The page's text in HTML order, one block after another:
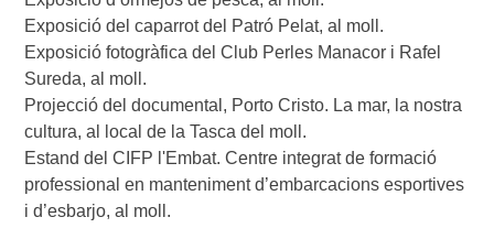
Exposició del caparrot del Patró Pelat, al moll.
Exposició fotogràfica del Club Perles Manacor i Rafel
Sureda, al moll.
Projecció del documental, Porto Cristo. La mar, la nostra
cultura, al local de la Tasca del moll.
Estand del CIFP l'Embat. Centre integrat de formació
professional en manteniment d’embarcacions esportives
i d’esbarjo, al moll.